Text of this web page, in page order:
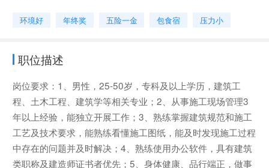
环境好 年终奖 五险一金 包食宿 压力小
职位描述
岗位要求：1、男性，25-50岁，专科及以上学历，建筑工
程、土木工程、建筑学等相关专业；2、从事施工现场管理3
年以上经验，能独立开展工作；3、熟练掌握建筑规范和施工
工艺及技术要求，能熟练看懂施工图纸，能及时发现施工过程
中存在的问题并及时解决；4、熟练使用办公软件，具有建筑
类职称及建造师证书者优先；5、身体健康、品行端正，做事